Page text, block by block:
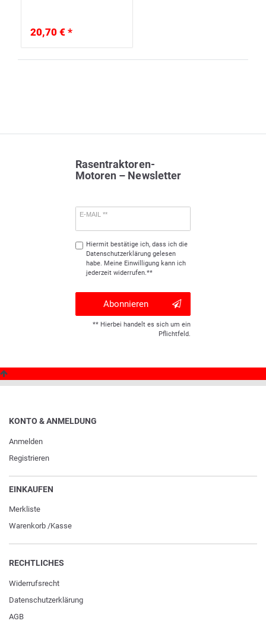
20,70 € *
Rasentraktoren-
Motoren – Newsletter
E-MAIL **
Hiermit bestätige ich, dass ich die
Daten­schutz­erklärunggelesen
habe. Meine Einwilligung kann ich
jederzeit widerrufen.**
Abonnieren
** Hierbei handelt es sich um ein
Pflichtfeld.
KONTO & ANMELDUNG
Anmelden
Registrieren
EINKAUFEN
Merkliste
Warenkorb /Kasse
RECHTLICHES
Widerrufs­recht
Daten­schutz­erklärung
AGB